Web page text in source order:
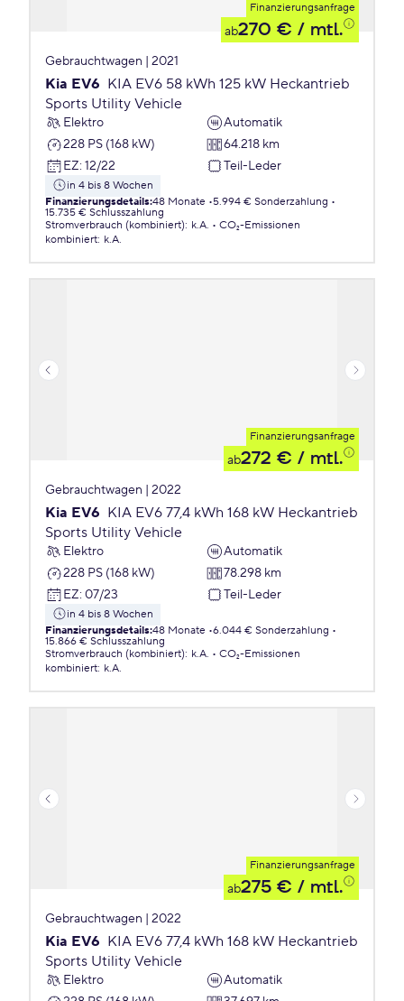
Finanzierungsanfrage
ab270 € / mtl.
Gebrauchtwagen | 2021
Kia EV6 KIA EV6 58 kWh 125 kW Heckantrieb
Sports Utility Vehicle
Elektro
Automatik
228 PS (168 kW)
64.218 km
EZ: 12/22 Teil-Leder
in 4 bis 8 Wochen
Finanzierungsdetails:48 Monate 5.994 € Sonderzahlung
15.735 € Schlusszahlung
Stromverbrauch (kombiniert): k.A.
CO₂-Emissionen
kombiniert: k.A.
Finanzierungsanfrage
ab272 € / mtl.
Gebrauchtwagen | 2022
Kia EV6 KIA EV6 77,4 kWh 168 kW Heckantrieb
Sports Utility Vehicle
Elektro
Automatik
228 PS (168 kW)
78.298 km
EZ: 07/23 Teil-Leder
in 4 bis 8 Wochen
Finanzierungsdetails:48 Monate 6.044 € Sonderzahlung
15.866 € Schlusszahlung
Stromverbrauch (kombiniert): k.A.
CO₂-Emissionen
kombiniert: k.A.
Finanzierungsanfrage
ab275 € / mtl.
Gebrauchtwagen | 2022
Kia EV6 KIA EV6 77,4 kWh 168 kW Heckantrieb
Sports Utility Vehicle
Elektro
Automatik